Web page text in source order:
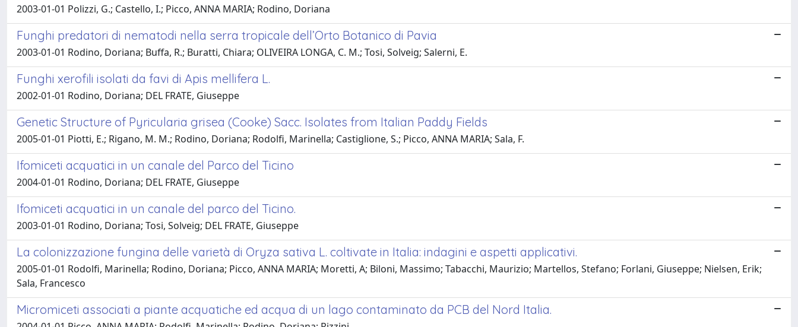
2003-01-01 Polizzi, G.; Castello, I.; Picco, ANNA MARIA; Rodino, Doriana
Funghi predatori di nematodi nella serra tropicale dell’Orto Botanico di Pavia
2003-01-01 Rodino, Doriana; Buffa, R.; Buratti, Chiara; OLIVEIRA LONGA, C. M.; Tosi, Solveig; Salerni, E.
Funghi xerofili isolati da favi di Apis mellifera L.
2002-01-01 Rodino, Doriana; DEL FRATE, Giuseppe
Genetic Structure of Pyricularia grisea (Cooke) Sacc. Isolates from Italian Paddy Fields
2005-01-01 Piotti, E.; Rigano, M. M.; Rodino, Doriana; Rodolfi, Marinella; Castiglione, S.; Picco, ANNA MARIA; Sala, F.
Ifomiceti acquatici in un canale del Parco del Ticino
2004-01-01 Rodino, Doriana; DEL FRATE, Giuseppe
Ifomiceti acquatici in un canale del parco del Ticino.
2003-01-01 Rodino, Doriana; Tosi, Solveig; DEL FRATE, Giuseppe
La colonizzazione fungina delle varietà di Oryza sativa L. coltivate in Italia: indagini e aspetti applicativi.
2005-01-01 Rodolfi, Marinella; Rodino, Doriana; Picco, ANNA MARIA; Moretti, A; Biloni, Massimo; Tabacchi, Maurizio; Martellos, Stefano; Forlani, Giuseppe; Nielsen, Erik;
Sala, Francesco
Micromiceti associati a piante acquatiche ed acqua di un lago contaminato da PCB del Nord Italia.